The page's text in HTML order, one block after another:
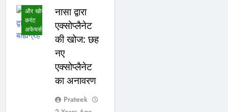
और खोज
करंट
अफेयर्स
नासा द्वारा
एक्सोप्लैनेट
की खोज: छह
नए
एक्सोप्लैनेट
का अनावरण
Prateek